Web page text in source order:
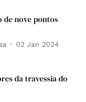
de nove pontos
02 Jan 2024
da travessia do